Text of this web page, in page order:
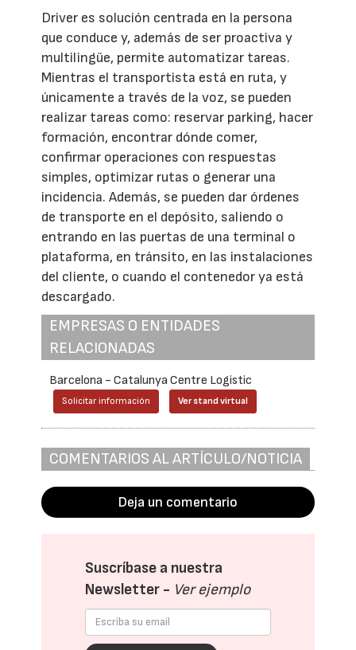
Driver es solución centrada en la persona
que conduce y, además de ser proactiva y
multilingüe, permite automatizar tareas.
Mientras el transportista está en ruta, y
únicamente a través de la voz, se pueden
realizar tareas como: reservar parking, hacer
formación, encontrar dónde comer,
confirmar operaciones con respuestas
simples, optimizar rutas o generar una
incidencia. Además, se pueden dar órdenes
de transporte en el depósito, saliendo o
entrando en las puertas de una terminal o
plataforma, en tránsito, en las instalaciones
del cliente, o cuando el contenedor ya está
descargado.
EMPRESAS O ENTIDADES
RELACIONADAS
Barcelona - Catalunya Centre Logistic
Solicitar información Ver stand virtual
COMENTARIOS AL ARTÍCULO/NOTICIA
Deja un comentario
Suscríbase a nuestra
Newsletter - Ver ejemplo